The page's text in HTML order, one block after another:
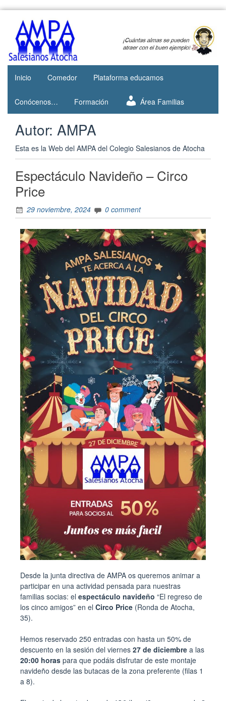
AMPA
Salesianos
Atocha
Web del
AMPA del
Colegio
Salesianos
de Atocha
Inicio
Comedor Plataforma educamos
Conócenos… Formación Área Familias
Autor: AMPA
Esta es la Web del AMPA del Colegio Salesianos de Atocha
Espectáculo Navideño – Circo
Price
29 noviembre, 2024 0 comment
Desde la junta directiva de AMPA os queremos animar a
participar en una actividad pensada para nuestras
familias socias: el espectáculo navideño “El regreso de
los cinco amigos” en el Circo Price (Ronda de Atocha,
35).
Hemos reservado 250 entradas con hasta un 50% de
descuento en la sesión del viernes 27 de diciembre a las
20:00 horas para que podáis disfrutar de este montaje
navideño desde las butacas de la zona preferente (filas 1
a 8).